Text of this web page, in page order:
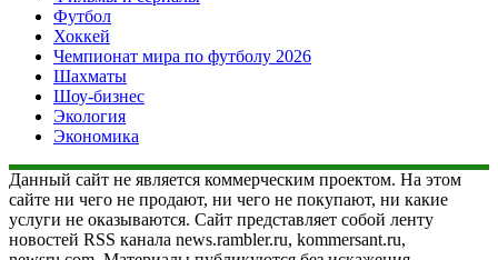
Футбол
Хоккей
Чемпионат мира по футболу 2026
Шахматы
Шоу-бизнес
Экология
Экономика
Данный сайт не является коммерческим проектом. На этом
сайте ни чего не продают, ни чего не покупают, ни какие
услуги не оказываются. Сайт представляет собой ленту
новостей RSS канала news.rambler.ru, kommersant.ru,